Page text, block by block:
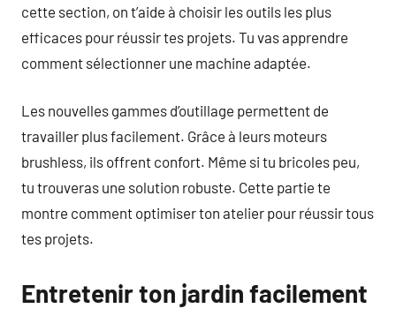
cette section, on t’aide à choisir les outils les plus
efficaces pour réussir tes projets. Tu vas apprendre
comment sélectionner une machine adaptée.
Les nouvelles gammes d’outillage permettent de
travailler plus facilement. Grâce à leurs moteurs
brushless, ils offrent confort. Même si tu bricoles peu,
tu trouveras une solution robuste. Cette partie te
montre comment optimiser ton atelier pour réussir tous
tes projets.
Entretenir ton jardin facilement